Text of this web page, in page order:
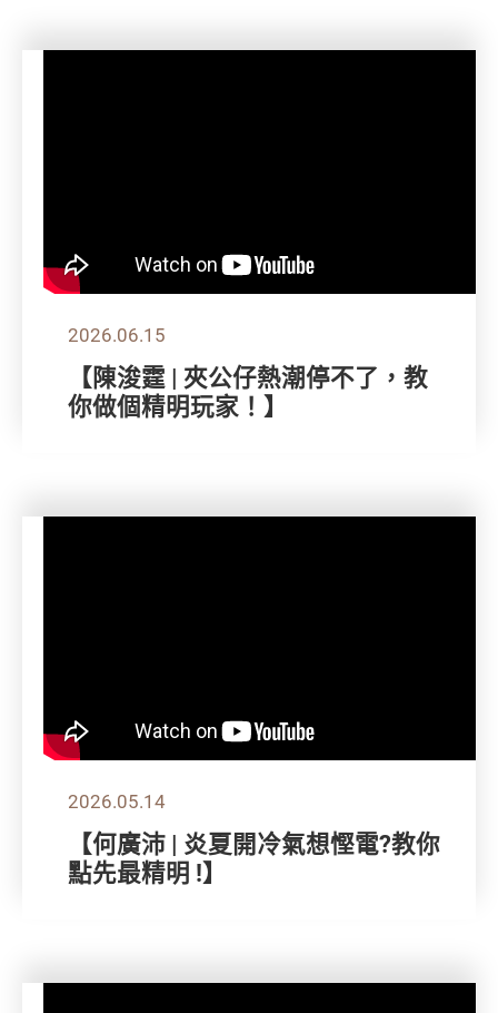
2026.06.15
【陳浚霆 | 夾公仔熱潮停不了，教
你做個精明玩家！】
2026.05.14
【何廣沛 | 炎夏開冷氣想慳電?教你
點先最精明 !】